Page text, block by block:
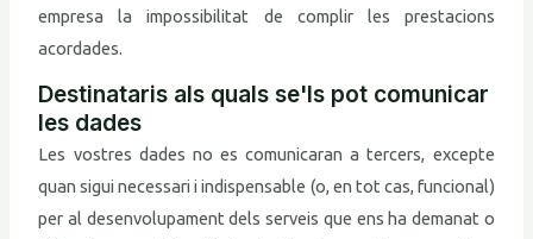
empresa la impossibilitat de complir les prestacions
acordades.
Destinataris als quals se'ls pot comunicar
les dades
Les vostres dades no es comunicaran a tercers, excepte
quan sigui necessari i indispensable (o, en tot cas, funcional)
per al desenvolupament dels serveis que ens ha demanat o